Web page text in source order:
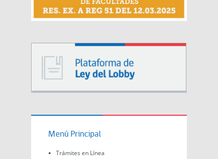
Menú Principal
Trámites en Línea